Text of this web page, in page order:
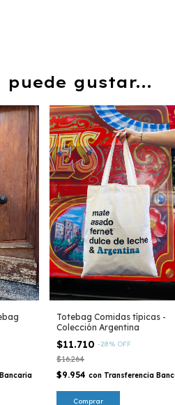
puede gustar...
Totebag Comidas típicas -
Colección Argentina
$11.710 -28% OFF
$16.264
$9.954 con Transferencia